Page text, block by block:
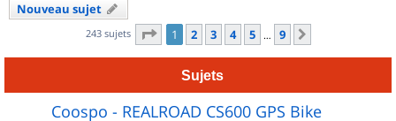
Nouveau sujet
243 sujets Page 1sur
1 2 3 4 5 … 9
Sujets
Coospo - REALROAD CS600 GPS Bike